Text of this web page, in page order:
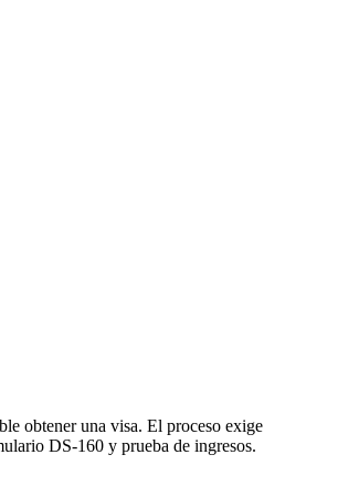
obtener una visa. El proceso exige
DS-160 y prueba de ingresos.